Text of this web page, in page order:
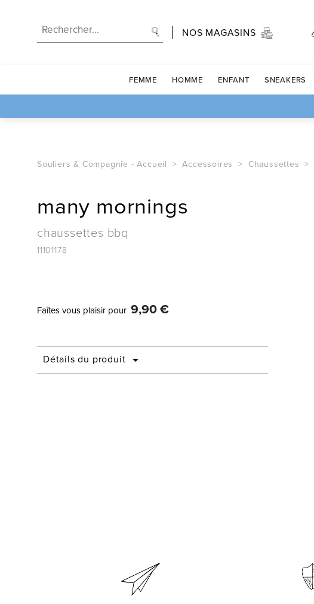
NOS MAGASINS
FEMME HOMME ENFANT SNEAKERS
Souliers & Compagnie -Accueil Accessoires Chaussettes
many mornings
chaussettes bbq
11101178
Faîtes vous plaisir pour 9,90 €
Détails du produit 